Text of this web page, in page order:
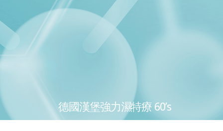
德國漢堡強力濕特療 60’s